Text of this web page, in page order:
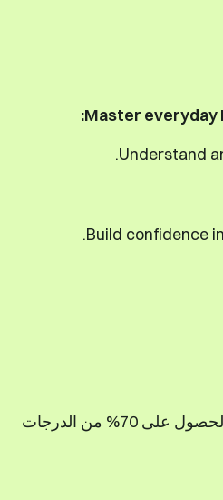
Master everyday
Understand
Build confidence
في نهاية الدورة، ستخضع لامتحان كتابي وشفهي. يجب الحصول على 70% من الدرجات